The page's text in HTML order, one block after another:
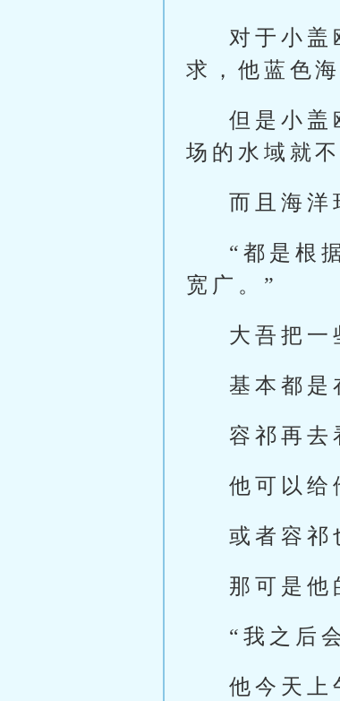
对于小盖
求，他蓝色
但是小盖
场的水域就
而且海洋
“都是根
宽广。”
大吾把一
基本都是
容祁再去
他可以给
或者容祁
那可是他
“我之后
他今天上